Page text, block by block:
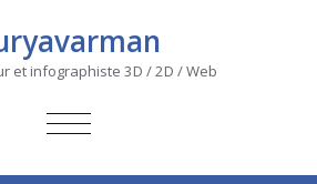
et infographiste 3D / 2D / Web
AFFICHER/MASQUER